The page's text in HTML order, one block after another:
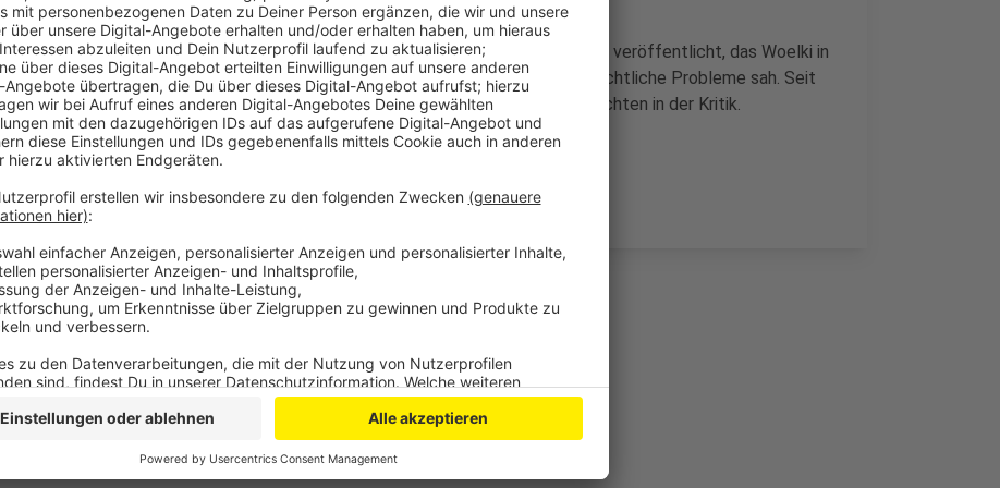
Schon eine Woche vorher wird das Gutachten einer Kölner Kanzlei veröffentlicht, das Woelki in
Auftrag gegeben hatte, weil er beim ursprünglichen Gutachten rechtliche Probleme sah. Seit
Wochen steht der Kardinal wegen seines Umgangs mit dem Gutachten in der Kritik.
Anzeige